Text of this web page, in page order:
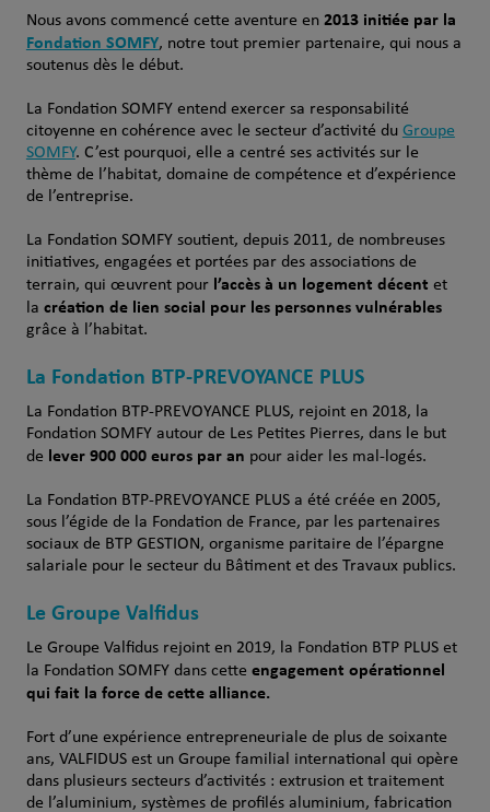
Nous avons commencé cette aventure en 2013 initiée par la
Fondation SOMFY, notre tout premier partenaire, qui nous a
soutenus dès le début.
La Fondation SOMFY entend exercer sa responsabilité
citoyenne en cohérence avec le secteur d’activité du Groupe
SOMFY. C’est pourquoi, elle a centré ses activités sur le
thème de l’habitat, domaine de compétence et d’expérience
de l’entreprise.
La Fondation SOMFY soutient, depuis 2011, de nombreuses
initiatives, engagées et portées par des associations de
terrain, qui œuvrent pour l’accès à un logement décent et
la création de lien social pour les personnes vulnérables
grâce à l’habitat.
La Fondation BTP-PREVOYANCE PLUS
La Fondation BTP-PREVOYANCE PLUS, rejoint en 2018, la
Fondation SOMFY autour de Les Petites Pierres, dans le but
de lever 900 000 euros par an pour aider les mal-logés.
La Fondation BTP-PREVOYANCE PLUS a été créée en 2005,
sous l’égide de la Fondation de France, par les partenaires
sociaux de BTP GESTION, organisme paritaire de l’épargne
salariale pour le secteur du Bâtiment et des Travaux publics.
Le Groupe Valfidus
Le Groupe Valfidus rejoint en 2019, la Fondation BTP PLUS et
la Fondation SOMFY dans cette engagement opérationnel
qui fait la force de cette alliance.
Fort d’une expérience entrepreneuriale de plus de soixante
ans, VALFIDUS est un Groupe familial international qui opère
dans plusieurs secteurs d’activités : extrusion et traitement
de l’aluminium, systèmes de profilés aluminium, fabrication